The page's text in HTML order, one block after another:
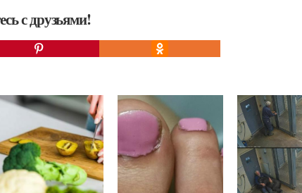
с друзьями!